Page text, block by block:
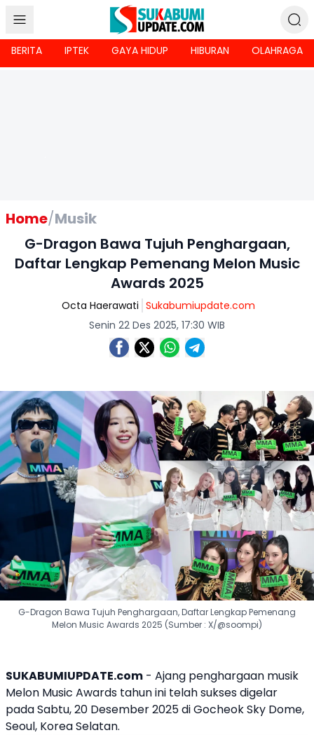
BERITA IPTEK GAYA HIDUP HIBURAN OLAHRAGA
Home/Musik
G-Dragon Bawa Tujuh Penghargaan,
Daftar Lengkap Pemenang Melon Music
Awards 2025
Octa Haerawati Sukabumiupdate.com
Senin 22 Des 2025, 17:30 WIB
G-Dragon Bawa Tujuh Penghargaan, Daftar Lengkap Pemenang
Melon Music Awards 2025 (Sumber : X/@soompi)
SUKABUMIUPDATE.com - Ajang penghargaan musik
Melon Music Awards tahun ini telah sukses digelar
pada Sabtu, 20 Desember 2025 di Gocheok Sky Dome,
Seoul, Korea Selatan.